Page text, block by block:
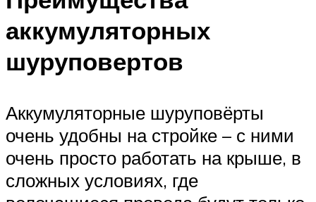
аккумуляторных
шуруповертов
Аккумуляторные шуруповёрты
очень удобны на стройке – с ними
очень просто работать на крыше, в
сложных условиях, где